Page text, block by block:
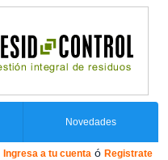
Novedades
Ingresa a tu cuenta ó Registrate